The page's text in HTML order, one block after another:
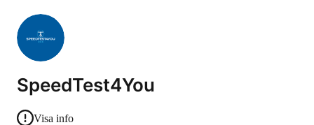
SpeedTest4You
Visa info